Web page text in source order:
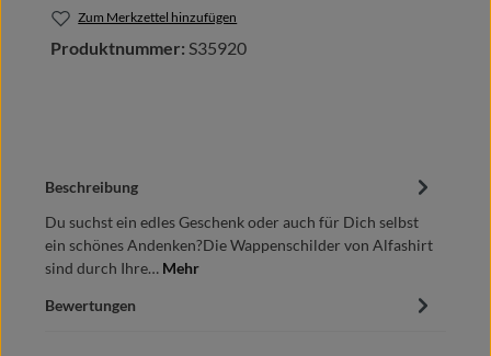
Zum Merkzettel hinzufügen
Produktnummer: S35920
Beschreibung
Du suchst ein edles Geschenk oder auch für Dich selbst
ein schönes Andenken?Die Wappenschilder von Alfashirt
sind durch Ihre… Mehr
Bewertungen